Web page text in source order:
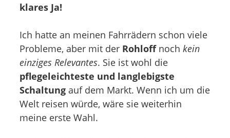
klares Ja!
Ich hatte an meinen Fahrrädern schon viele
Probleme, aber mit der Rohloff noch kein
einziges Relevantes. Sie ist wohl die
pflegeleichteste und langlebigste
Schaltung auf dem Markt. Wenn ich um die
Welt reisen würde, wäre sie weiterhin
meine erste Wahl.